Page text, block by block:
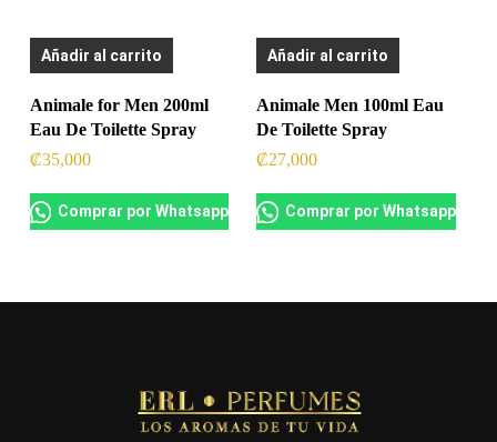
Añadir al carrito
Animale for Men 200ml
Eau De Toilette Spray
₡35,000
Comprar por Whatsapp
Añadir al carrito
Animale Men 100ml Eau
De Toilette Spray
₡27,000
Comprar por Whatsapp